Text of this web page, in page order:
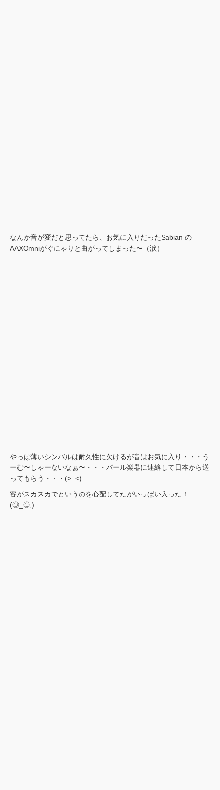
なんか音が変だと思ってたら、お気に入りだったSabian の
AAXOmniがぐにゃりと曲がってしまった〜（涙）
やっぱ薄いシンバルは耐久性に欠けるが音はお気に入り・・・う
ーむ〜しゃーないなぁ〜・・・パール楽器に連絡して日本から送
ってもらう・・・(>_<)
客がスカスカでというのを心配してたがいっぱい入った！
(◎_◎;)